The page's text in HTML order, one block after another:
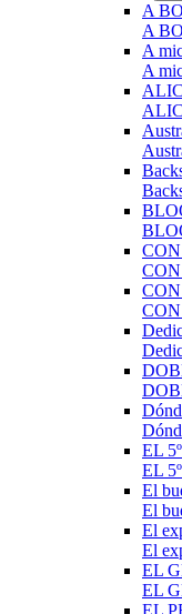
A
A
A
A
EL
EL
El
El
El
El
EL
EL